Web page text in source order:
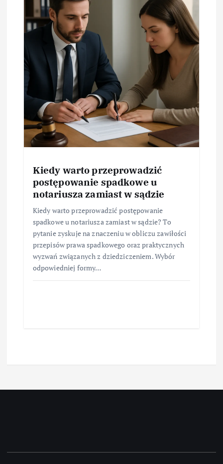
Kiedy warto przeprowadzić
postępowanie spadkowe u
notariusza zamiast w sądzie
Kiedy warto przeprowadzić postępowanie
spadkowe u notariusza zamiast w sądzie? To
pytanie zyskuje na znaczeniu w obliczu zawiłości
przepisów prawa spadkowego oraz praktycznych
wyzwań związanych z dziedziczeniem. Wybór
odpowiedniej formy…